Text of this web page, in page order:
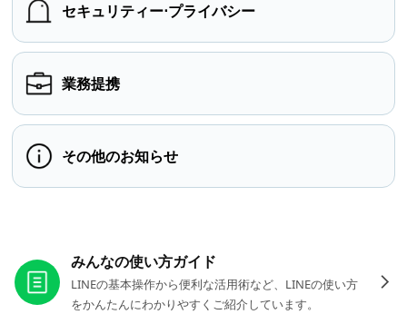
セキュリティー⋅プライバシー
業務提携
その他のお知らせ
みんなの使い方ガイド
LINEの基本操作から便利な活用術など、LINEの使い方
をかんたんにわかりやすくご紹介しています。